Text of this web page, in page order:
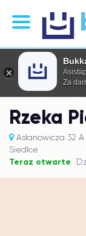
Rzeka
Asłanowicza 32
Siedlce
Teraz otwarte
Za